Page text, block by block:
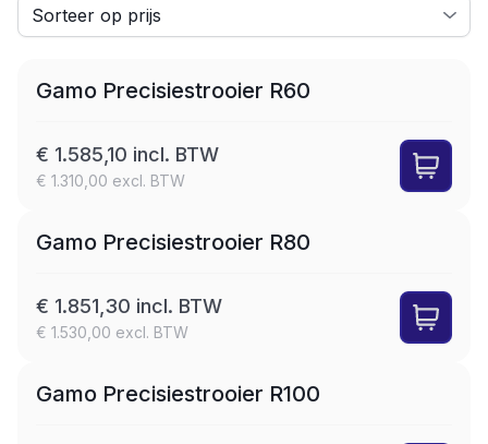
Gamo Precisiestrooier R60
€ 1.585,10 incl. BTW
€ 1.310,00 excl. BTW
Gamo Precisiestrooier R80
€ 1.851,30 incl. BTW
€ 1.530,00 excl. BTW
Gamo Precisiestrooier R100